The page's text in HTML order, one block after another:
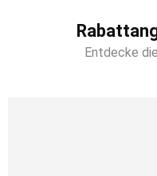
Entdecke